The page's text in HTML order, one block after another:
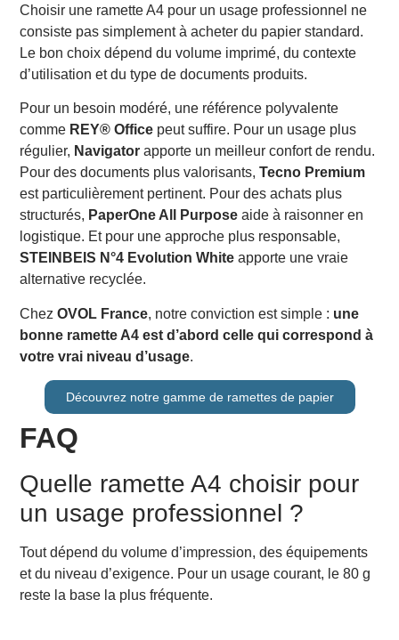
Choisir une ramette A4 pour un usage professionnel ne
consiste pas simplement à acheter du papier standard.
Le bon choix dépend du volume imprimé, du contexte
d’utilisation et du type de documents produits.
Pour un besoin modéré, une référence polyvalente
comme REY® Office peut suffire. Pour un usage plus
régulier, Navigator apporte un meilleur confort de rendu.
Pour des documents plus valorisants,Tecno Premium
est particulièrement pertinent. Pour des achats plus
structurés, PaperOne All Purpose aide à raisonner en
logistique. Et pour une approche plus responsable,
STEINBEIS N°4 Evolution White apporte une vraie
alternative recyclée.
ChezOVOL France, notre conviction est simple : une
bonne ramette A4 est d’abord celle qui correspond à
votre vrai niveau d’usage.
Découvrez notre gamme de ramettes de papier
FAQ
Quelle ramette A4 choisir pour
un usage professionnel ?
Tout dépend du volume d’impression, des équipements
et du niveau d’exigence. Pour un usage courant, le 80 g
reste la base la plus fréquente.